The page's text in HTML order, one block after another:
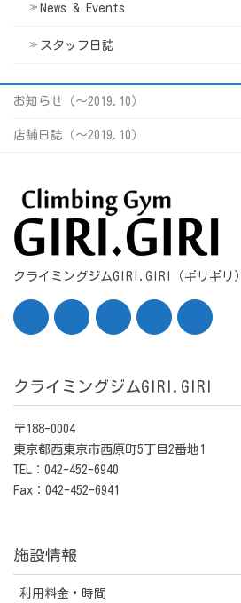
News & Events
スタッフ日誌
お知らせ（〜2019.10）
店舗日誌（〜2019.10）
クライミングジムGIRI.GIRI（ギリギリ）
クライミングジムGIRI.GIRI
〒188-0004
東京都西東京市西原町5丁目2番地1
TEL：042-452-6940
Fax：042-452-6941
施設情報
利用料金・時間